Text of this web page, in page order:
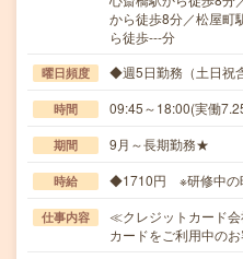
から徒歩8分／松屋町
ら徒歩---分
曜日頻度 ◆週5日勤務（土日祝
時間 09:45～18:00(実働
期間 9月～長期勤務★
時給 ◆1710円 ※研修中の
仕事内容
≪クレジットカード
カードをご利用中の